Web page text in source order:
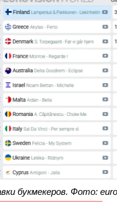
букмекеров. Фото: